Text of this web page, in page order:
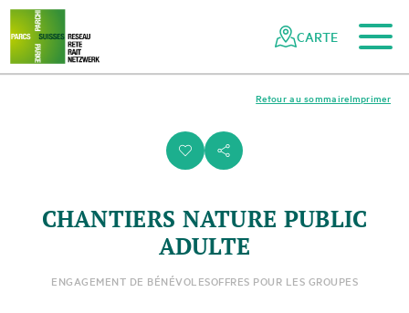
Naviguer
dans
réseau
Navigation
rapide
Vers le contenu principal
Vers la navigation mobile
Vers la recherche
Vers la zone des pieds
Vers le plan du site
CARTE
i s
Imprimer
Retour au sommaire
CHANTIERS NATURE PUBLIC
ADULTE
ENGAGEMENT DE BÉNÉVOLESOFFRES POUR LES GROUPES